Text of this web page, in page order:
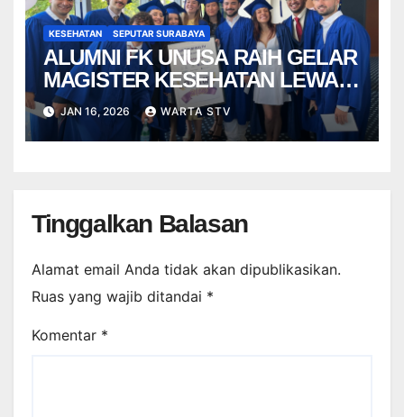
KESEHATAN SEPUTAR SURABAYA
ALUMNI FK UNUSA RAIH GELAR
MAGISTER KESEHATAN LEWAT
BEASISWA ERASMUS MUNDUS
JAN 16, 2026 WARTA STV
Tinggalkan Balasan
Alamat email Anda tidak akan dipublikasikan.
Ruas yang wajib ditandai *
Komentar *